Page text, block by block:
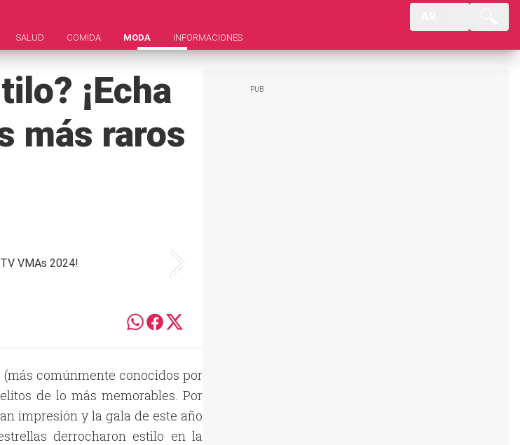
SALUD COMIDA MODA INFORMACIONES
¡Echa
más raros
comúnmente conocidos por
de lo más memorables. Por
impresión y la gala de este año
derrocharon estilo en la